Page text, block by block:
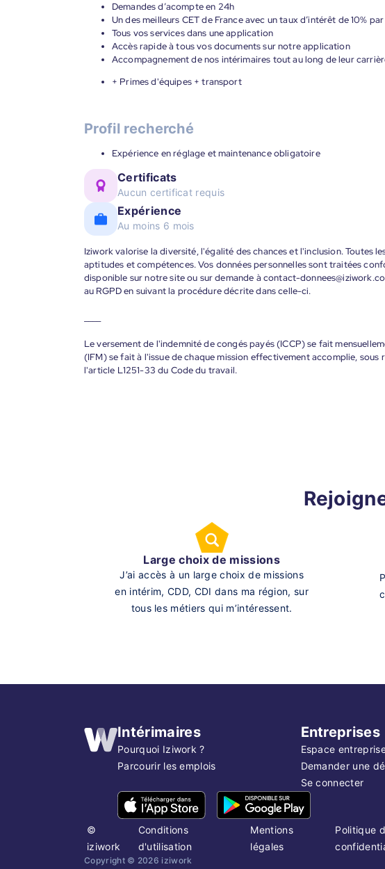
Demandes d’acompte en 24h
Un des meilleurs CET de France avec un taux d’intérêt de 10%
Tous vos services dans une application
Accès rapide à tous vos documents sur notre application
Accompagnement de nos intérimaires tout au long de leur
+ Primes d'équipes + transport
Profil recherché
Expérience en réglage et maintenance obligatoire
Certificats
Aucun certificat requis
Expérience
Au moins 6 mois
Iziwork valorise la diversité, l'égalité des chances et l'inclusion. Toutes
aptitudes et compétences. Vos données personnelles sont traitées
disponible sur notre site ou sur demande à contact-
au RGPD en suivant la procédure décrite dans celle-ci.
Le versement de l'indemnité de congés payés (ICCP) se fait
(IFM) se fait à l'issue de chaque mission effectivement accomplie, sous
l'article L1251-33 du Code du travail.
Large choix de missions
J’ai accès à un large choix de missions
en intérim, CDD, CDI dans ma région, sur
tous les métiers qui m’intéressent.
Intérimaires
Pourquoi Iziwork ?
Parcourir les emplois
Entreprises
Espace
Demander une
Se connecter
©
iziwork
Conditions
d'utilisation
Mentions
légales
Politique
Copyright © 2026 iziwork